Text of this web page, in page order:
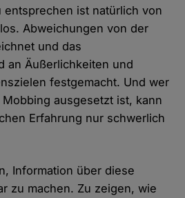
entsprechen ist natürlich von
Abweichungen von der
und das
an Äußerlichkeiten und
festgemacht. Und wer
ausgesetzt ist, kann
Erfahrung nur schwerlich
Information über diese
zu machen. Zu zeigen, wie